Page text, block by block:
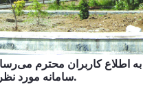
به اطلاع کاربران محترم
سامانه مورد نظر تا اطلاع ثانوی امکان‌پذیر نمی‌باشد.